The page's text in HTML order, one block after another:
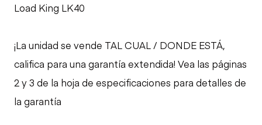
Load King LK40
¡La unidad se vende TAL CUAL / DONDE ESTÁ,
califica para una garantía extendida! Vea las páginas
2 y 3 de la hoja de especificaciones para detalles de
la garantía